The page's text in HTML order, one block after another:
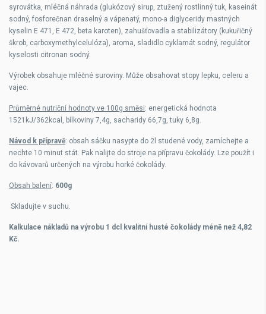
syrovátka, mléčná náhrada (glukózový sirup, ztužený rostlinný tuk, kaseinát
sodný, fosforečnan draselný a vápenatý, mono-a diglyceridy mastných
kyselin E 471, E 472, beta karoten), zahušťovadla a stabilizátory (kukuřičný
škrob, carboxymethylcelulóza), aroma, sladidlo cyklamát sodný, regulátor
kyselosti citronan sodný.
Výrobek obsahuje mléčné suroviny. Může obsahovat stopy lepku, celeru a
vajec.
Průměrné nutriční hodnoty ve 100g směsi: energetická hodnota
1521kJ/362kcal, bílkoviny 7,4g, sacharidy 66,7g, tuky 6,8g.
Návod k přípravě: obsah sáčku nasypte do 2l studené vody, zamíchejte a
nechte 10 minut stát. Pak nalijte do stroje na přípravu čokolády. Lze použít i
do kávovarů určených na výrobu horké čokolády.
Obsah balení: 600g
Skladujte v suchu.
Kalkulace nákladů na výrobu 1 dcl kvalitní husté čokolády méně než 4,82
Kč.